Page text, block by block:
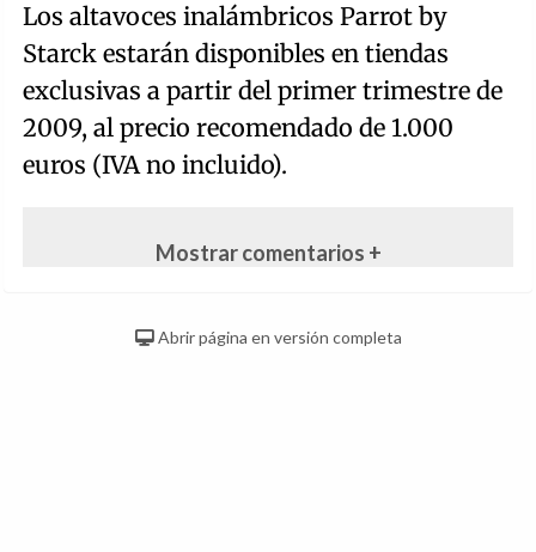
Los altavoces inalámbricos Parrot by
Starck estarán disponibles en tiendas
exclusivas a partir del primer trimestre de
2009, al precio recomendado de 1.000
euros (IVA no incluido).
Mostrar comentarios +
Abrir página en versión completa